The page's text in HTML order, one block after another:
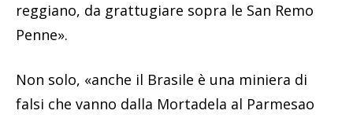
reggiano, da grattugiare sopra le San Remo
Penne».
Non solo, «anche il Brasile è una miniera di
falsi che vanno dalla Mortadela al Parmesao